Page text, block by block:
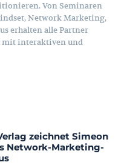
Von Seminaren
Network Marketing,
erhalten alle Partner
mit interaktiven und
zeichnet Simeon
Network-Marketing-